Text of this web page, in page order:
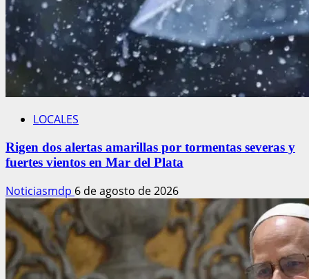
LOCALES
Rigen dos alertas amarillas por tormentas severas y
fuertes vientos en Mar del Plata
Noticiasmdp 6 de agosto de 2026